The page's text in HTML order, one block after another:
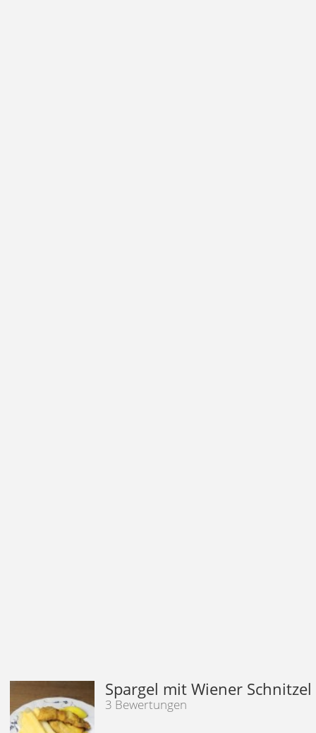
Spargel mit Wiener Schnitzel
3 Bewertungen